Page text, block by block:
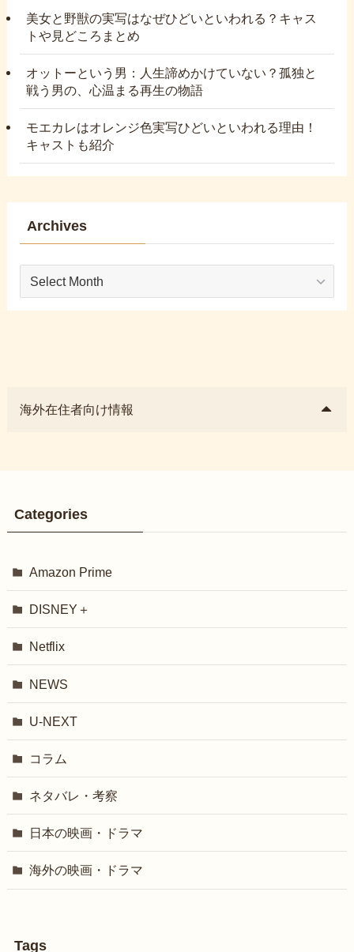
美女と野獣の実写はなぜひどいといわれる？キャス
トや見どころまとめ
オットーという男：人生諦めかけていない？孤独と
戦う男の、心温まる再生の物語
モエカレはオレンジ色実写ひどいといわれる理由！
キャストも紹介
Archives
Archives
海外在住者向け情報
Categories
Amazon Prime
DISNEY＋
Netflix
NEWS
U-NEXT
コラム
ネタバレ・考察
日本の映画・ドラマ
海外の映画・ドラマ
Tags